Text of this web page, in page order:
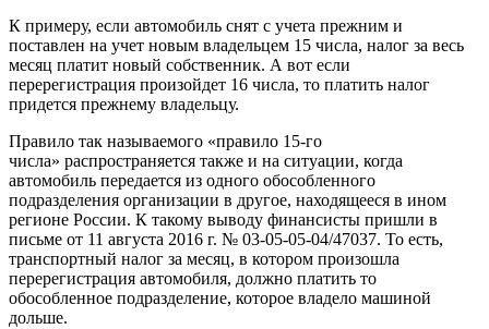
К примеру, если автомобиль снят с учета прежним и
поставлен на учет новым владельцем 15 числа, налог за весь
месяц платит новый собственник. А вот если
перерегистрация произойдет 16 числа, то платить налог
придется прежнему владельцу.
Правило так называемого «правило 15-го
числа» распространяется также и на ситуации, когда
автомобиль передается из одного обособленного
подразделения организации в другое, находящееся в ином
регионе России. К такому выводу финансисты пришли в
письме от 11 августа 2016 г. № 03-05-05-04/47037. То есть,
транспортный налог за месяц, в котором произошла
перерегистрация автомобиля, должно платить то
обособленное подразделение, которое владело машиной
дольше.